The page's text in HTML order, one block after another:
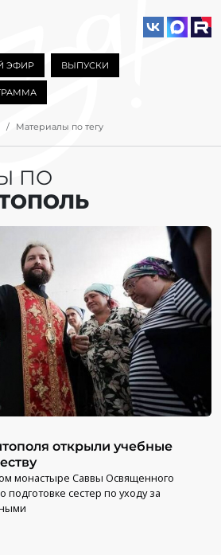
ЭФИР ВЫПУСКИ
Материалы по тегу
ПО
открыли учебные
монастыре Саввы Освященного
подготовке сестер по уходу за